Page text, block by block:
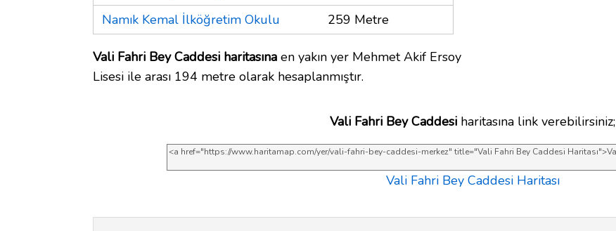
Namık Kemal İlköğretim Okulu
259 Metre
Vali Fahri Bey Caddesi haritasına en yakın yer Mehmet Akif Ersoy
Lisesi ile arası 194 metre olarak hesaplanmıştır.
Vali Fahri Bey Caddesi haritasına link verebilirsiniz;
Vali Fahri Bey Caddesi Haritası